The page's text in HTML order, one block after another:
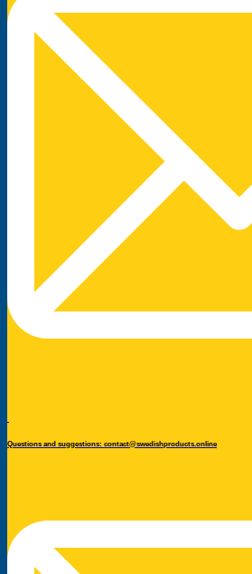
Questions and suggestions: contact@swedishproducts.online